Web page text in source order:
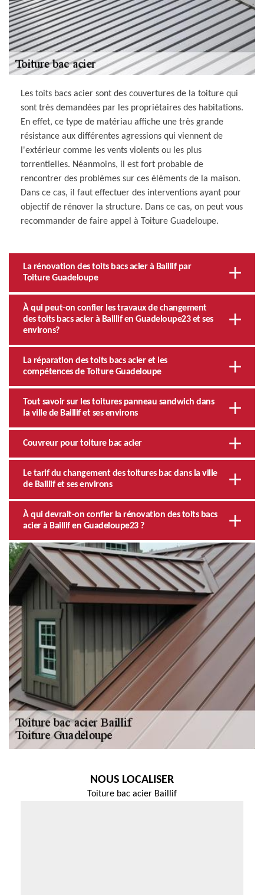
Les toits bacs acier sont des couvertures de la toiture qui
sont très demandées par les propriétaires des habitations.
En effet, ce type de matériau affiche une très grande
résistance aux différentes agressions qui viennent de
l'extérieur comme les vents violents ou les plus
torrentielles. Néanmoins, il est fort probable de
rencontrer des problèmes sur ces éléments de la maison.
Dans ce cas, il faut effectuer des interventions ayant pour
objectif de rénover la structure. Dans ce cas, on peut vous
recommander de faire appel à Toiture Guadeloupe.
La rénovation des toits bacs acier à Baillif par
Toiture Guadeloupe
À qui peut-on confier les travaux de changement
des toits bacs acier à Baillif en Guadeloupe23 et ses
environs?
La réparation des toits bacs acier et les
compétences de Toiture Guadeloupe
Tout savoir sur les toitures panneau sandwich dans
la ville de Baillif et ses environs
Couvreur pour toiture bac acier
Le tarif du changement des toitures bac dans la ville
de Baillif et ses environs
À qui devrait-on confier la rénovation des toits bacs
acier à Baillif en Guadeloupe23 ?
NOUS LOCALISER
Toiture bac acier Baillif